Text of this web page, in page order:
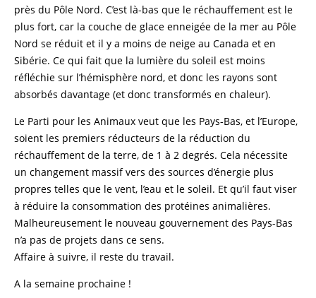
près du Pôle Nord. C’est là-bas que le réchauffement est le
plus fort, car la couche de glace enneigée de la mer au Pôle
Nord se réduit et il y a moins de neige au Canada et en
Sibérie. Ce qui fait que la lumière du soleil est moins
réfléchie sur l’hémisphère nord, et donc les rayons sont
absorbés davantage (et donc transformés en chaleur).
Le Parti pour les Animaux veut que les Pays-Bas, et l’Europe,
soient les premiers réducteurs de la réduction du
réchauffement de la terre, de 1 à 2 degrés. Cela nécessite
un changement massif vers des sources d’énergie plus
propres telles que le vent, l’eau et le soleil. Et qu’il faut viser
à réduire la consommation des protéines animalières.
Malheureusement le nouveau gouvernement des Pays-Bas
n’a pas de projets dans ce sens.
Affaire à suivre, il reste du travail.
A la semaine prochaine !